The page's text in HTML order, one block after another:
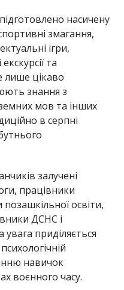
насичену
змагання,
ні ігри,
та
лише цікаво
знання з
мов та інших
в серпні
залучені
працівники
освіти,
ДСНС і
увага приділяється
навичок
воєнного часу.